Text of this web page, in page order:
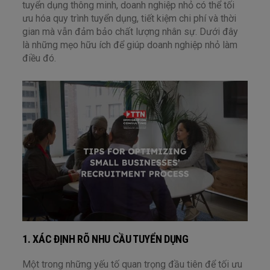
tuyển dụng thông minh, doanh nghiệp nhỏ có thể tối
ưu hóa quy trình tuyển dụng, tiết kiệm chi phí và thời
gian mà vẫn đảm bảo chất lượng nhân sự. Dưới đây
là những mẹo hữu ích để giúp doanh nghiệp nhỏ làm
điều đó.
1. XÁC ĐỊNH RÕ NHU CẦU TUYỂN DỤNG
Một trong những yếu tố quan trọng đầu tiên để tối ưu